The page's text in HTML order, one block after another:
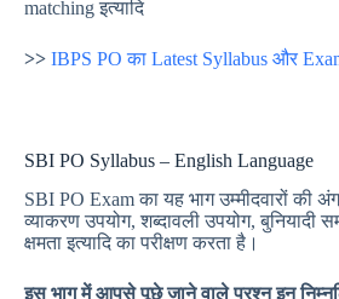
matching इत्यादि
>> IBPS PO का Latest Syllabus और
SBI PO Syllabus – English Language
SBI PO Exam का यह भाग उम्मीदवारों की
व्याकरण उपयोग, शब्दावली उपयोग,
क्षमता इत्यादि का परीक्षण करता है।
इस भाग में आपसे पूछे जाने वाले प्रश्न इन